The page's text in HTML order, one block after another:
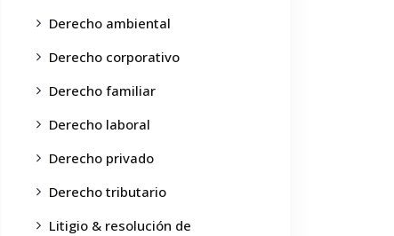
Derecho ambiental
Derecho corporativo
Derecho familiar
Derecho laboral
Derecho privado
Derecho tributario
Litigio & resolución de